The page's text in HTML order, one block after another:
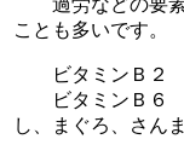
ことも多いです。
ビタミンＢ２
ビタミンＢ６
し、まぐろ、さん